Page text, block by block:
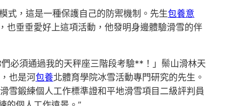
式，這是一種保護自己的防禦機制。先生包養意
也垂垂愛好上這項活動，他發明身邊體驗滑雪的伴
必須通過我的天秤座三階段考驗**！」鬃山滑林天
也是河包養北體育學院冰雪活動專門研究的先生。
雪鍛練個人工作標準證和平地滑雪項目二級評判員